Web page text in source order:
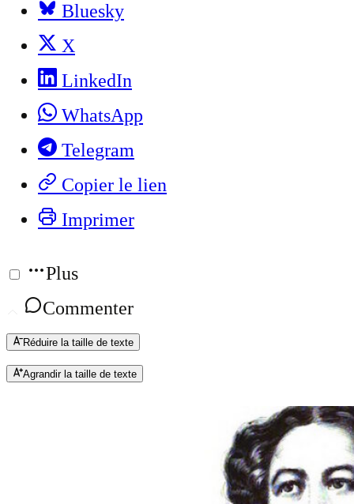
Bluesky
X
LinkedIn
WhatsApp
Telegram
Copier le lien
Imprimer
Plus
Commenter
Réduire la taille de texte
Agrandir la taille de texte